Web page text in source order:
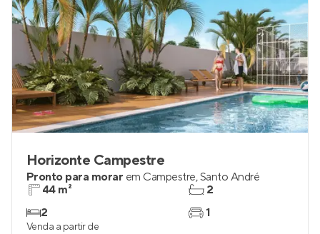
Horizonte Campestre
Pronto para morar em Campestre,Santo André
44 m²
2
2
1
Venda a partir de